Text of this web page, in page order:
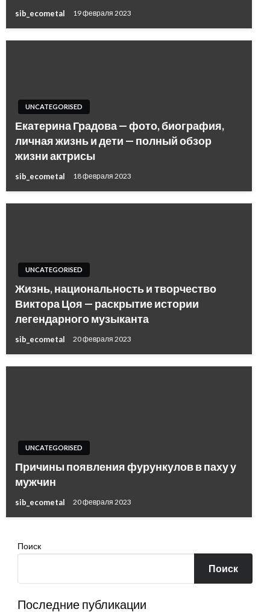
sib_ecometal 19 февраля 2023
UNCATEGORISED
Екатерина Градова — фото, биография,
личная жизнь и дети — полный обзор
жизни актрисы
sib_ecometal 18 февраля 2023
UNCATEGORISED
Жизнь, национальность и творчество
Виктора Цоя — раскрытие истории
легендарного музыканта
sib_ecometal 20 февраля 2023
UNCATEGORISED
Причины появления фурункулов в паху у
мужчин
sib_ecometal 20 февраля 2023
Поиск
Поиск
Последние публикации